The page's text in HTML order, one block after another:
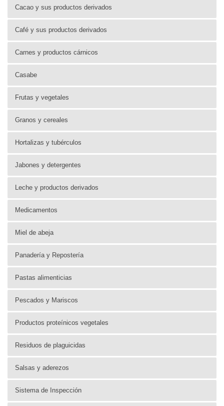
Cacao y sus productos derivados
Café y sus productos derivados
Carnes y productos cárnicos
Casabe
Frutas y vegetales
Granos y cereales
Hortalizas y tubérculos
Jabones y detergentes
Leche y productos derivados
Medicamentos
Miel de abeja
Panadería y Repostería
Pastas alimenticias
Pescados y Mariscos
Productos proteínicos vegetales
Residuos de plaguicidas
Salsas y aderezos
Sistema de Inspección